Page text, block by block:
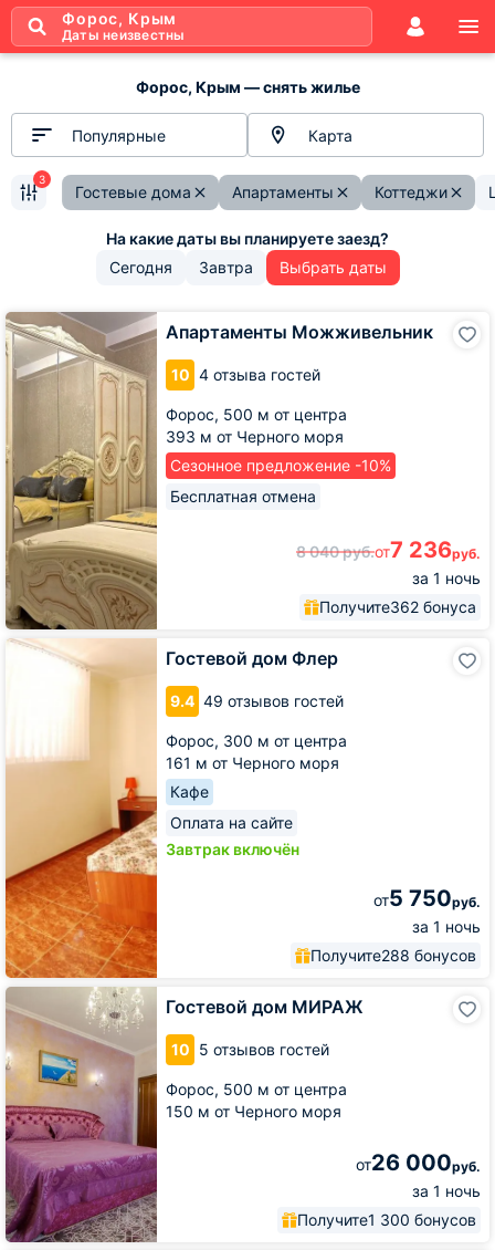
Форос, Крым
Даты неизвестны
Форос, Крым — снять жилье
Популярные Карта
Гостевые дома Апартаменты Коттеджи
3
Сегодня Завтра Выбрать даты
Апартаменты Можживельник
10 4 отзыва гостей
Форос, 500 м от центра
393 м от Черного моря
Сезонное предложение -10%
Бесплатная отмена
8 040руб.от7 236руб.
за 1 ночь
Получите362 бонуса
Апартаменты
Можживельник
Гостевой дом Флер
9.4 49 отзывов гостей
Форос, 300 м от центра
161 м от Черного моря
Кафе
Оплата на сайте
Завтрак включён
от5 750руб.
за 1 ночь
Получите288 бонусов
Гостевой
Гостевой дом МИРАЖ
10 5 отзывов гостей
Форос, 500 м от центра
150 м от Черного моря
от26 000руб.
за 1 ночь
Получите1 300 бонусов
Гостевой
дом